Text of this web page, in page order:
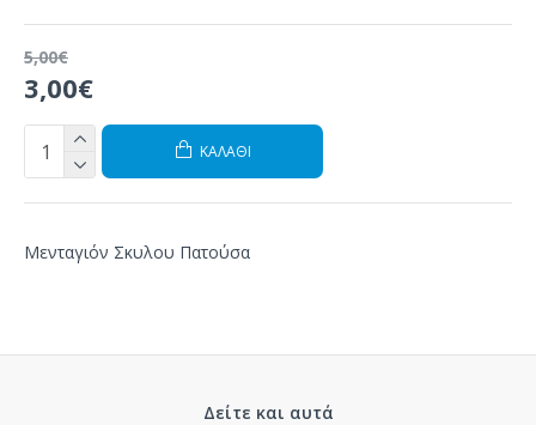
3,00€
5,00€
ΚΑΛΆΘΙ
Μενταγιόν Σκυλου Πατούσα
Δείτε και αυτά